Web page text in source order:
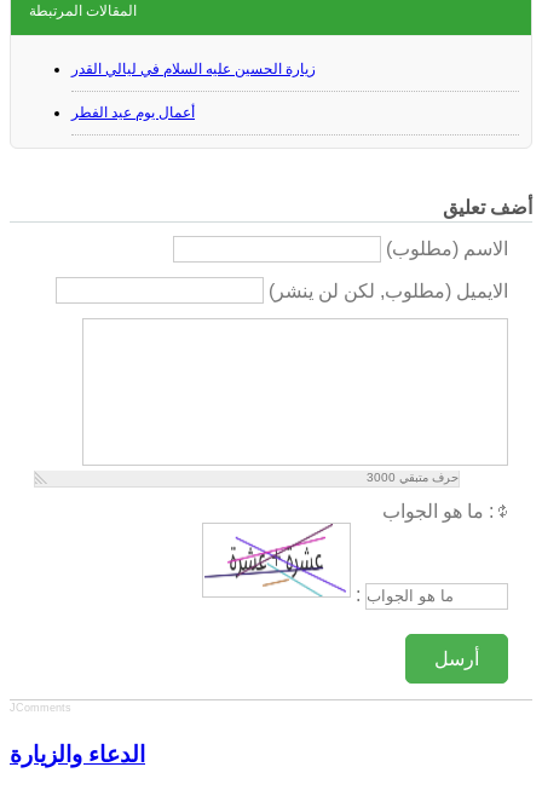
المقالات المرتبطة
زيارة الحسين عليه السلام في ليالي القدر
أعمال يوم عيد الفطر
أضف تعليق
الاسم (مطلوب)
الايميل (مطلوب, لكن لن ينشر)
3000 حرف متبقي
ما هو الجواب :
:
أرسل
JComments
الدعاء والزيارة